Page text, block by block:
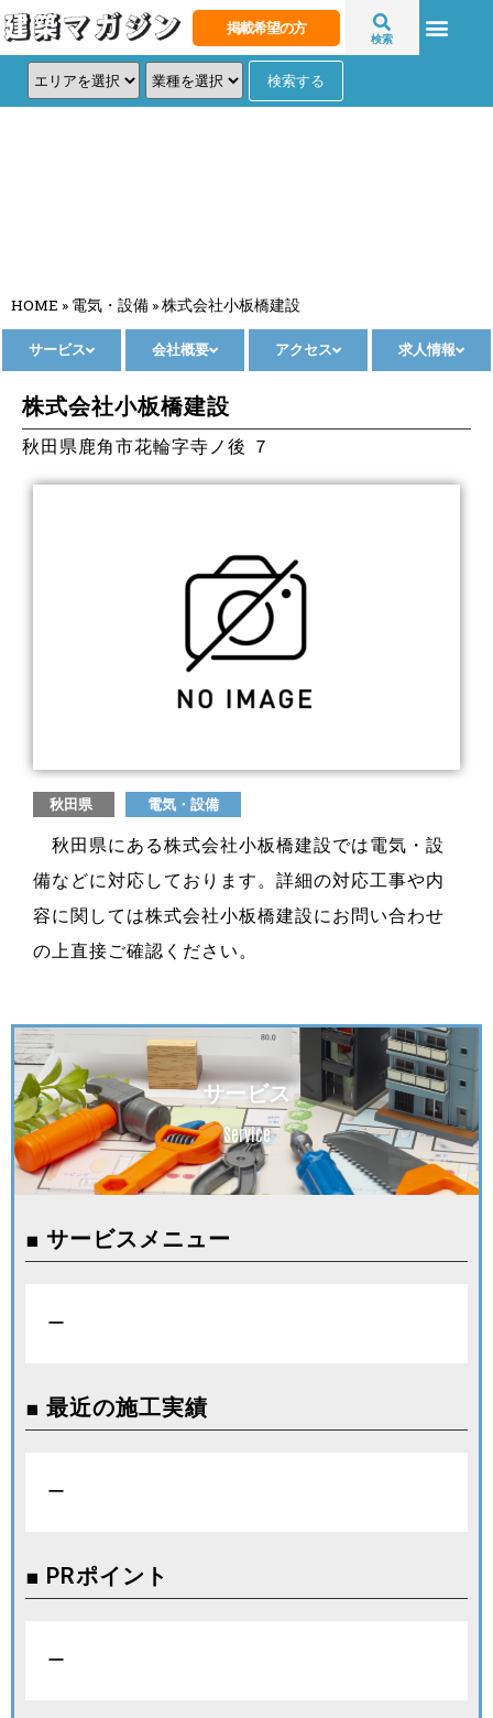
掲載希望の方
検索
HOME » 電気・設備 »株式会社小板橋建設
サービス 会社概要 アクセス 求人情報
株式会社小板橋建設
秋田県鹿角市花輪字寺ノ後 ７
秋田県 電気・設備
秋田県にある株式会社小板橋建設では電気・設
備などに対応しております。詳細の対応工事や内
容に関しては株式会社小板橋建設にお問い合わせ
の上直接ご確認ください。
サービス
Service
■ サービスメニュー
ー
■ 最近の施工実績
ー
■ PRポイント
ー